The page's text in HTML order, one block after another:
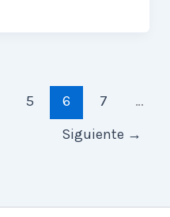
5 6 7
…
Siguiente →